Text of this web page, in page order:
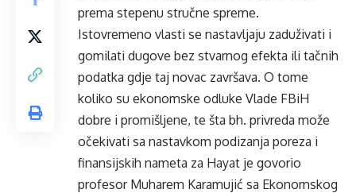
prema stepenu stručne spreme.
Istovremeno vlasti se nastavljaju zaduživati i
gomilati dugove bez stvarnog efekta ili tačnih
podatka gdje taj novac završava. O tome
koliko su ekonomske odluke Vlade FBiH
dobre i promišljene, te šta bh. privreda može
očekivati sa nastavkom podizanja poreza i
finansijskih nameta za Hayat je govorio
profesor Muharem Karamujić sa Ekonomskog